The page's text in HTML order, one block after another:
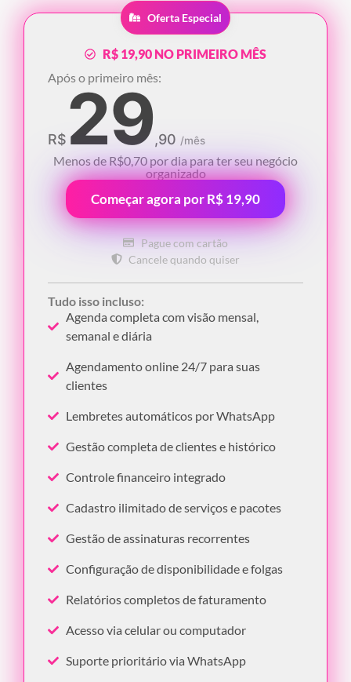
Oferta Especial
R$ 19,90 NO PRIMEIRO MÊS
Após o primeiro mês:
R$ 29,90 /mês
Menos de R$0,70 por dia para ter seu negócio
organizado
Começar agora por R$ 19,90
Pague com cartão
Cancele quando quiser
Tudo isso incluso:
Agenda completa com visão mensal,
semanal e diária
Agendamento online 24/7 para suas
clientes
Lembretes automáticos por WhatsApp
Gestão completa de clientes e histórico
Controle financeiro integrado
Cadastro ilimitado de serviços e pacotes
Gestão de assinaturas recorrentes
Configuração de disponibilidade e folgas
Relatórios completos de faturamento
Acesso via celular ou computador
Suporte prioritário via WhatsApp